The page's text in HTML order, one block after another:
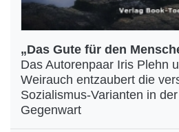
„Das Gute für den
Das Autorenpaar Iris Plehn
Weirauch entzaubert die
Sozialismus-Varianten in
Gegenwart